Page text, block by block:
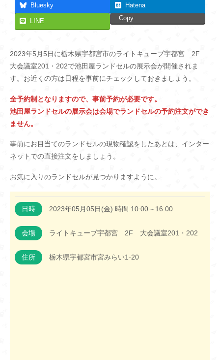
Bluesky Hatena
LINE Copy
2023年5月5日に栃木県宇都宮市のライトキューブ宇都宮 2F
大会議室201・202で池田屋ランドセルの展示会が開催されま
す。お近くの方は日程を事前にチェックしておきましょう。
全予約制となりますので、事前予約が必要です。
池田屋ランドセルの展示会は会場でランドセルの予約注文ができ
ません。
事前にお目当てのランドセルの現物確認をしたあとは、インター
ネットでの直接注文をしましょう。
お気に入りのランドセルが見つかりますように。
日時 2023年05月05日(金) 時間 10:00～16:00
会場 ライトキューブ宇都宮 2F 大会議室201・202
住所 栃木県宇都宮市宮みらい1-20